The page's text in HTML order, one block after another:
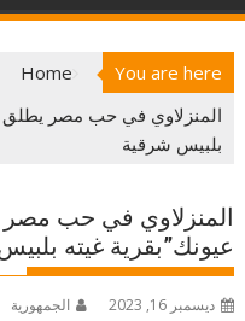
You are here
Home
المنزلاوي في حب مصر يطلق
بلبيس شرقية
المنزلاوي في حب مصر
عيونك”بقرية غيته
ديسمبر 16, 2023 الجمهورية